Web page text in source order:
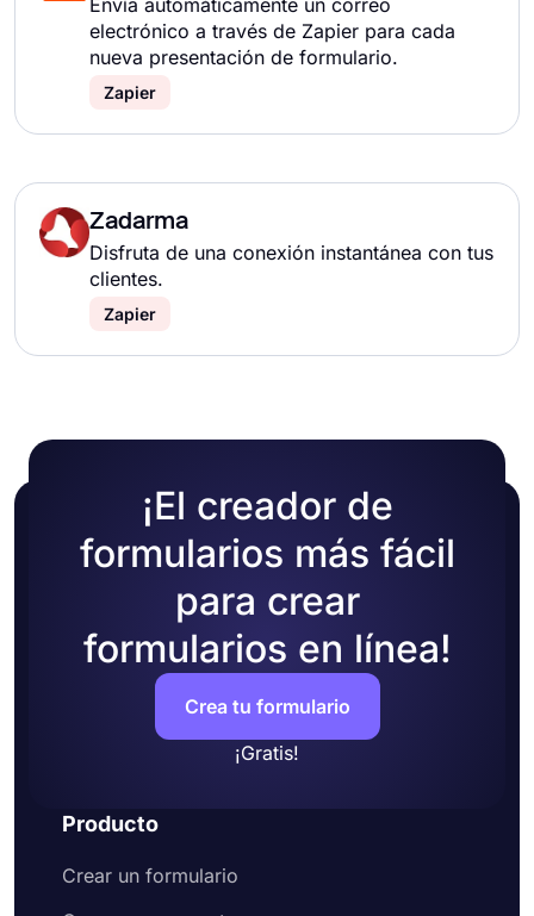
Envía automáticamente un correo
electrónico a través de Zapier para cada
nueva presentación de formulario.
Zapier
Zadarma
Disfruta de una conexión instantánea con tus
clientes.
Zapier
¡El creador de
formularios más fácil
para crear
formularios en línea!
Crea tu formulario
¡Gratis!
Producto
Crear un formulario